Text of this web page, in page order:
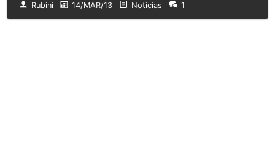
Rubini 14/MAR/13 Noticias 1